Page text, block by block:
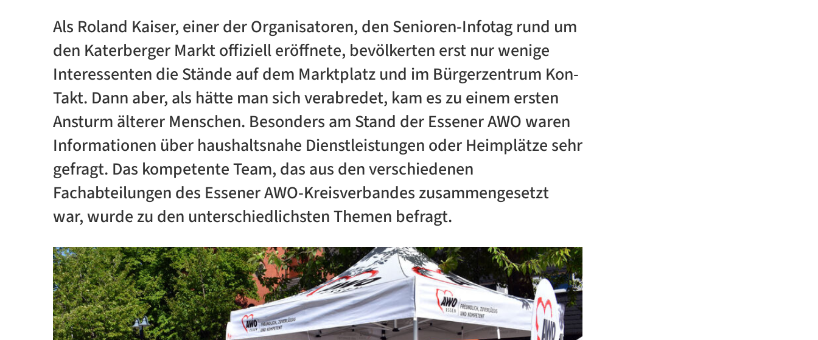
Als Roland Kaiser, einer der Organisatoren, den Senioren-Infotag rund um
den Katerberger Markt offiziell eröffnete, bevölkerten erst nur wenige
Interessenten die Stände auf dem Marktplatz und im Bürgerzentrum Kon-
Takt. Dann aber, als hätte man sich verabredet, kam es zu einem ersten
Ansturm älterer Menschen. Besonders am Stand der Essener AWO waren
Informationen über haushaltsnahe Dienstleistungen oder Heimplätze sehr
gefragt. Das kompetente Team, das aus den verschiedenen
Fachabteilungen des Essener AWO-Kreisverbandes zusammengesetzt
war, wurde zu den unterschiedlichsten Themen befragt.